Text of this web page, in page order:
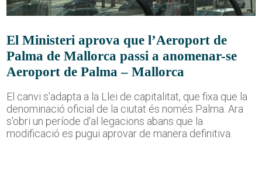
El Ministeri aprova que l’Aeroport de
Palma de Mallorca passi a anomenar-se
Aeroport de Palma – Mallorca
El canvi s'adapta a la Llei de capitalitat, que fixa que la
denominació oficial de la ciutat és només Palma. Ara
s'obri un període d'al·legacions abans que la
modificació es pugui aprovar de manera definitiva.